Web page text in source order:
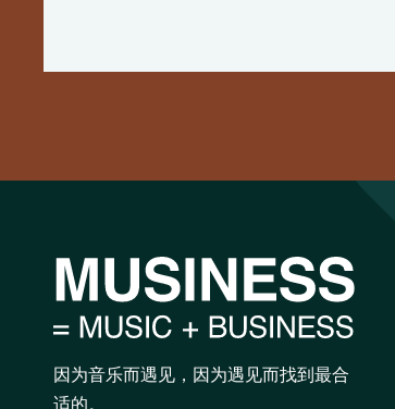
因为音乐而遇见，因为遇见而找到最合
适的。